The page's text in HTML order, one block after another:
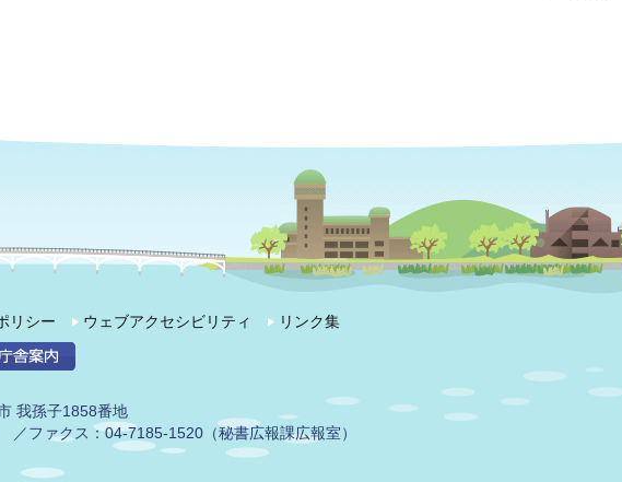
リシー ウェブアクセシビリティ リンク集
我孫子1858番地
／ファクス：04-7185-1520（秘書広報課広報室）